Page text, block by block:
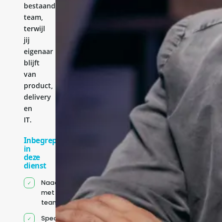
bestaande
team,
terwijl
jij
eigenaar
blijft
van
product,
delivery
en
IT.
Inbegrepen
in
deze
dienst
Naadloze integratie
met jouw bestaande
team
Specifiek voor jou